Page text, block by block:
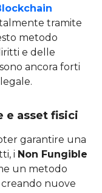
tramite
metodo
e delle
ancora forti
e asset fisici
garantire una
i Non Fungible
un metodo
creando nuove